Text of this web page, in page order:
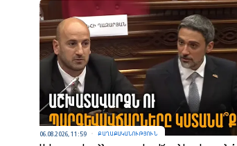
06.08.2026, 11:59 ՔԱՂԱՔԱԿԱՆՈՒԹՅՈՒՆ